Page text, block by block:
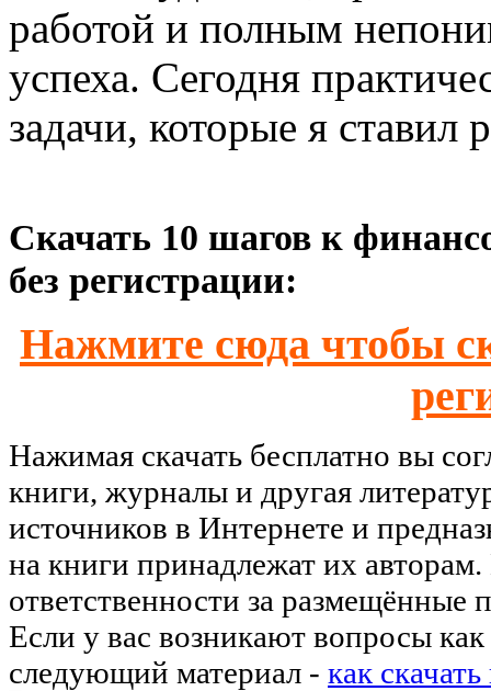
работой и полным
успеха. Сегодня
задачи, которые я ставил
Скачать 10 шагов к
без регистрации:
Нажмите сюда чтобы
Нажимая скачать бесплатно вы
книги, журналы и другая
источников в Интернете и
на книги принадлежат их
ответственности за размещённые
Если у вас возникают вопросы как
следующий материал - как